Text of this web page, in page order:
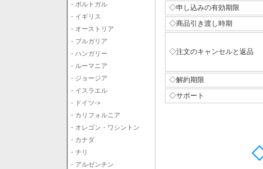
- ポルトガル
- イギリス
- オーストリア
- ブルガリア
- ハンガリー
- ルーマニア
- ジョージア
- イスラエル
- ドイツ->
- カリフォルニア
- オレゴン・ワシントン
- カナダ
- チリ
- アルゼンチン
◇申し込みの有効期限
◇商品引き渡し時期
◇注文のキャンセルと返品
◇解約期限
◇サポート